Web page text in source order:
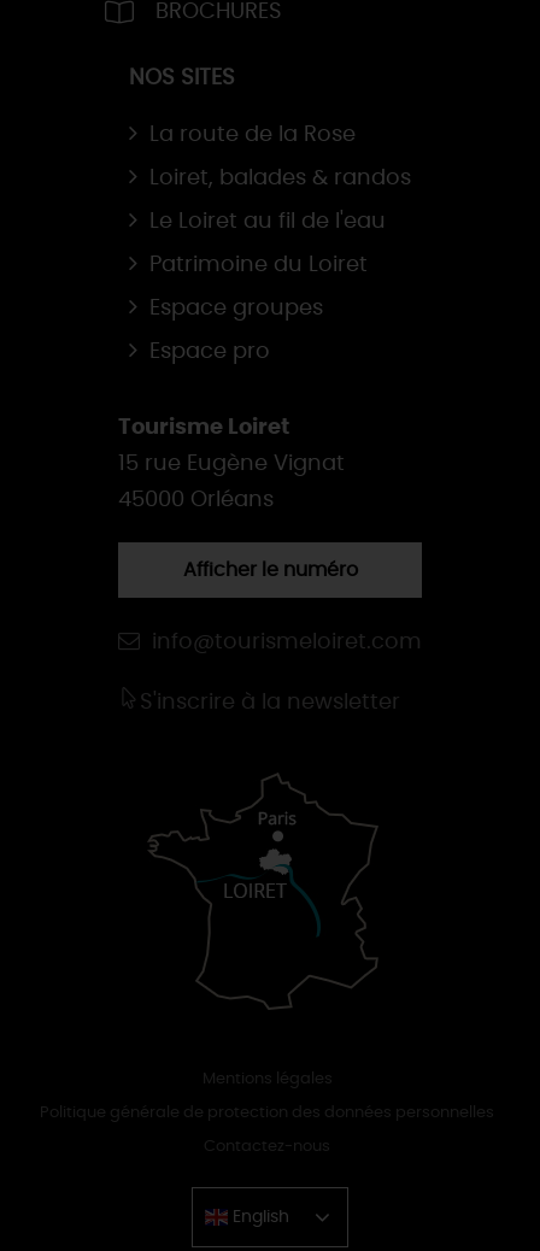
BROCHURES
NOS SITES
La route de la Rose
Loiret, balades & randos
Le Loiret au fil de l'eau
Patrimoine du Loiret
Espace groupes
Espace pro
Tourisme Loiret
15 rue Eugène Vignat
45000 Orléans
Afficher le numéro
info@tourismeloiret.com
S'inscrire à la newsletter
Mentions légales
Politique générale de protection des données personnelles
Contactez-nous
English